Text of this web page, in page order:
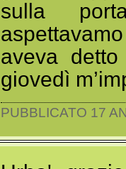
sulla
aveva
giovedì
PUBBLICATO 17